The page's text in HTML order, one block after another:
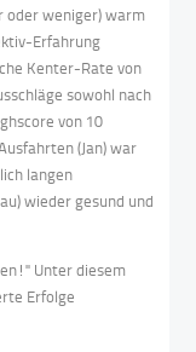
oder weniger) warm
Erfahrung
Kenter-Rate von
sowohl nach
von 10
(Jan) war
langen
wieder gesund und
Unter diesem
Erfolge